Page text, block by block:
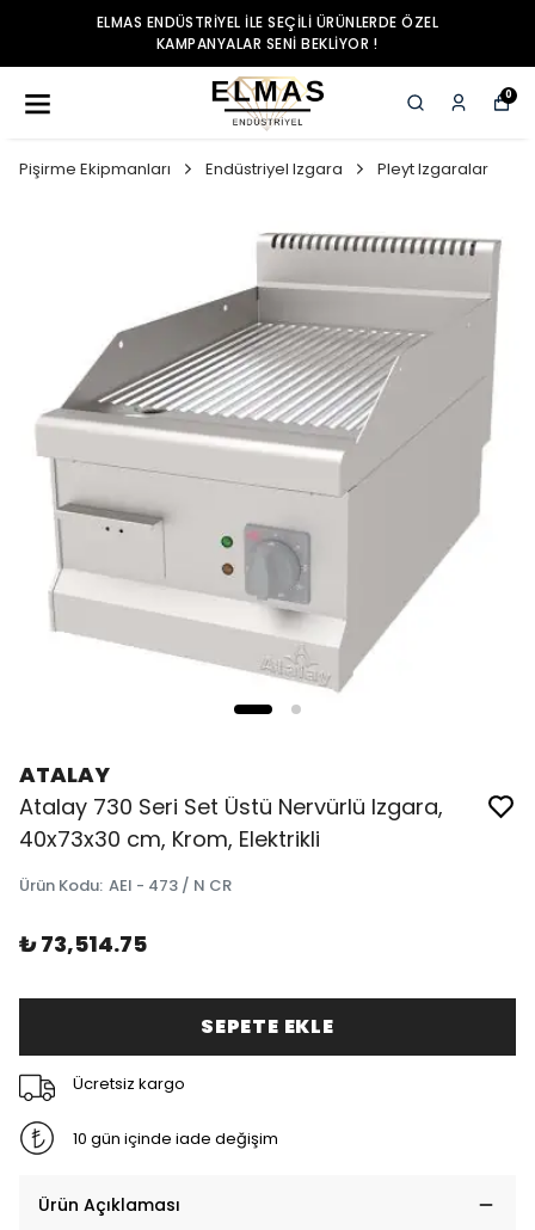
ELMAS ENDÜSTRIYEL ILE SEÇILI ÜRÜNLERDE ÖZEL
KAMPANYALAR SENI BEKLIYOR !
0
Pişirme Ekipmanları Endüstriyel Izgara Pleyt Izgaralar
ATALAY
Atalay 730 Seri Set Üstü Nervürlü Izgara,
40x73x30 cm, Krom, Elektrikli
Ürün Kodu: AEI - 473 / N CR
₺ 73,514.75
SEPETE EKLE
Ücretsiz kargo
10 gün içinde iade değişim
Ürün Açıklaması